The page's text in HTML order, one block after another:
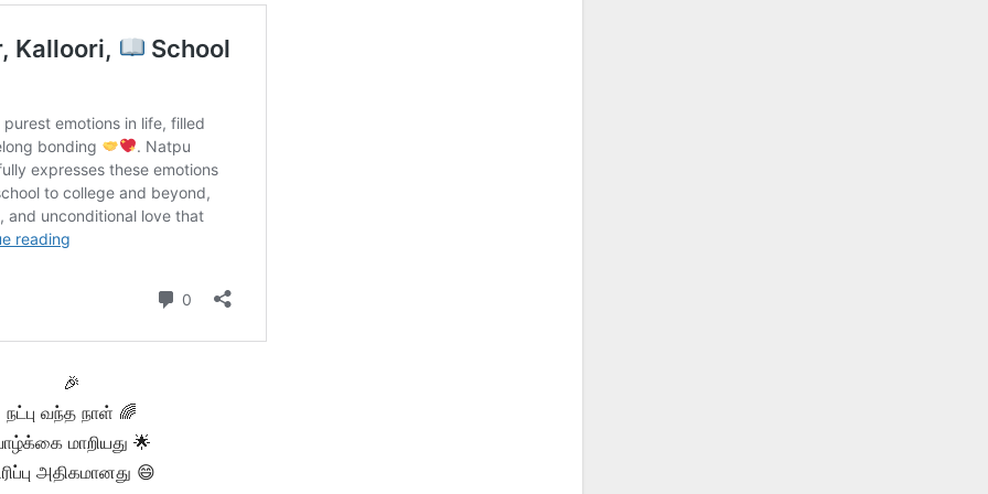
🎉
நட்பு வந்த நாள் 🌈
மாறியது 🌟
அதிகமானது 😄